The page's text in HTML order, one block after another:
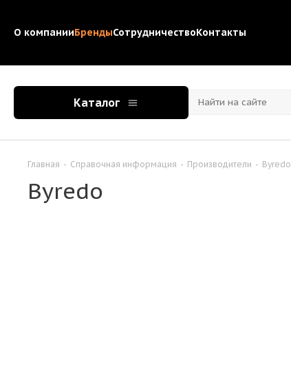
О компанииБрендыСотрудничествоКонтакты
Каталог
Главная - Справочная информация - Производители - Byredo
Byredo